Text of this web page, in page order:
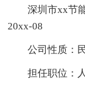
深圳市xx节能
20xx-08
公司性质：民
担任职位：人